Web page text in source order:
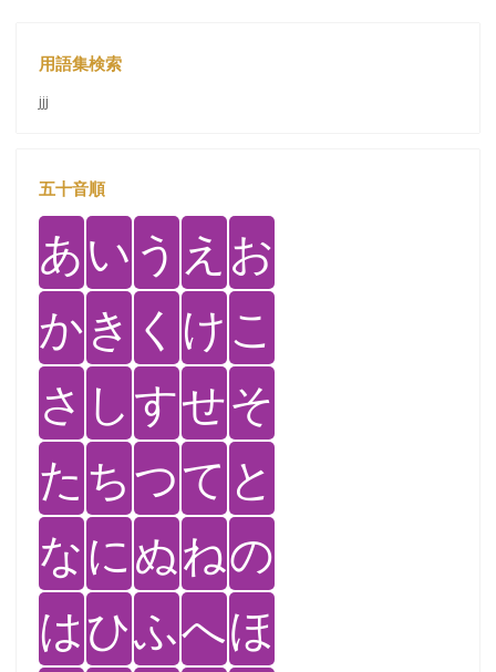
用語集検索
jjj
五十音順
あい う え お
かき く けこ
さ しすせそ
た ちつて と
なにぬねの
はひふへほ